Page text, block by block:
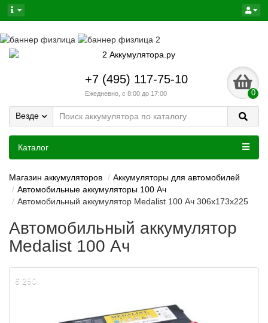
+7 (495) 117-75-10
Ежедневно, с 8:00 до 17:00 0
Везде
Каталог
Магазин аккумуляторов
Аккумуляторы для автомобилей
Автомобильные аккумуляторы 100 Ач
Автомобильный аккумулятор Medalist 100 Ач 306x173x225
Автомобильный аккумулятор
Medalist 100 Ач
6 250